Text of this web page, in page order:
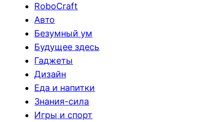
RoboCraft
Авто
Безумный ум
Будущее здесь
Гаджеты
Дизайн
Еда и напитки
Знания-сила
Игры и спорт